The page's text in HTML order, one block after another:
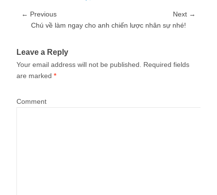
← Previous
Next →
Chú về làm ngay cho anh chiến lược nhân sự nhé!
Leave a Reply
Your email address will not be published.
Required fields
are marked *
Comment